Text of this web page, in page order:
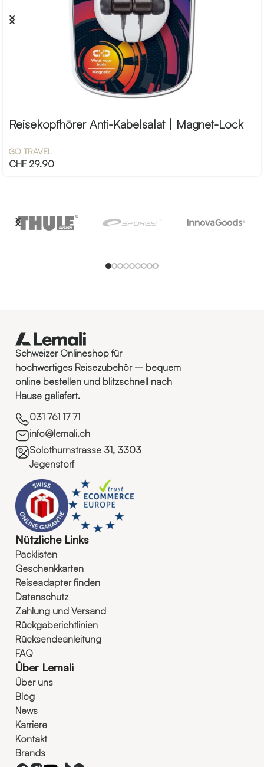
Reisekopfhörer Anti-Kabelsalat | Magnet-Lock
GO TRAVEL
CHF29.90
Schweizer Onlineshop für
hochwertiges Reisezubehör – bequem
online bestellen und blitzschnell nach
Hause geliefert.
031 761 17 71
info@lemali.ch
Solothurnstrasse 31, 3303
Jegenstorf
Nützliche Links
Packlisten
Geschenkkarten
Reiseadapter finden
Datenschutz
Zahlung und Versand
Rückgaberichtlinien
Rücksendeanleitung
FAQ
Über Lemali
Über uns
Blog
News
Karriere
Kontakt
Brands